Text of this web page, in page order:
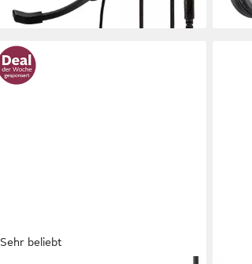
lieferbar - in 2-3 Werktagen bei dir
Sehr beliebt